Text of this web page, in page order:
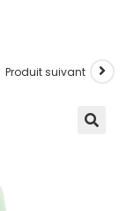
Produit suivant